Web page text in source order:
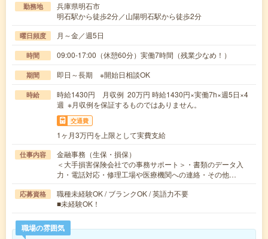
勤務地
兵庫県明石市
明石駅から徒歩2分／山陽明石駅から徒歩2分
曜日頻度 月～金／週5日
時間 09:00-17:00（休憩60分）実働7時間（残業少なめ！）
期間 即日～長期 ※開始日相談OK
時給
時給1430円 月収例 20万円 時給1430円×実働7h×週5日×4
週 ※月収例を保証するものではありません。
交通費
1ヶ月3万円を上限として実費支給
仕事内容
金融事務（生保・損保）
＜大手損害保険会社での事務サポート＞・書類のデータ入
力・電話対応・修理工場や医療機関への連絡・その他…
応募資格
職種未経験OK / ブランクOK / 英語力不要
■未経験OK！
職場の雰囲気